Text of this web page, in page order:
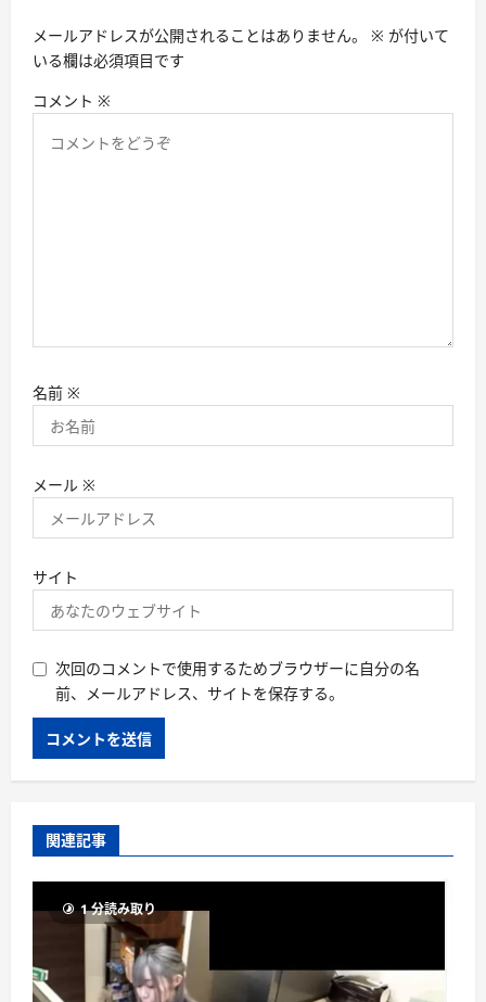
ン
メールアドレスが公開されることはありません。 ※ が付いて
いる欄は必須項目です
コメント ※
名前 ※
メール ※
サイト
次回のコメントで使用するためブラウザーに自分の名
前、メールアドレス、サイトを保存する。
関連記事
1 分読み取り